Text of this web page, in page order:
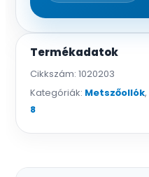
Termékadatok
Cikkszám: 1020203
Kategóriák: Metszőollók,
8